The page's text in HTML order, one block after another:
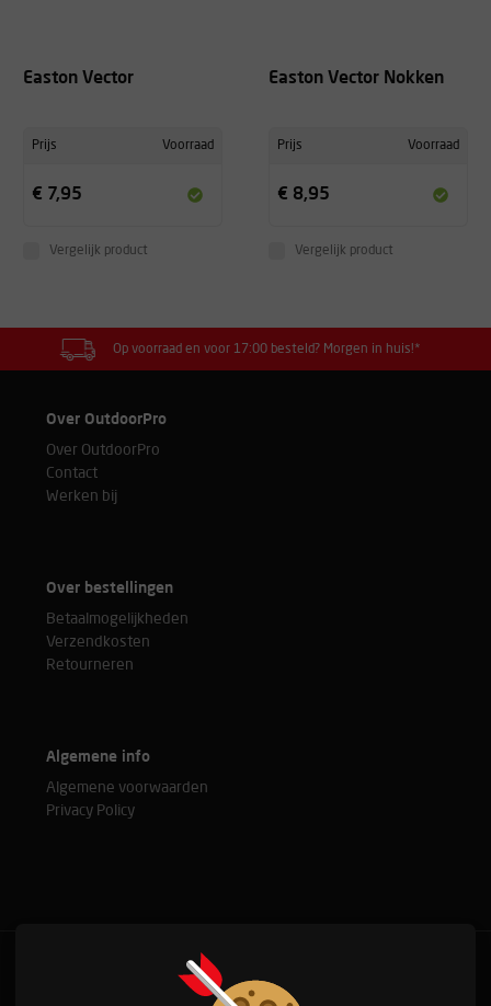
Easton Vector
Prijs Voorraad
€ 7,95
Vergelijk product
Easton Vector Nokken
Prijs Voorraad
€ 8,95
Vergelijk product
Op voorraad en voor 17:00 besteld? Morgen in huis!*
Over OutdoorPro
Over OutdoorPro
Contact
Werken bij
Over bestellingen
Betaalmogelijkheden
Verzendkosten
Retourneren
Algemene info
Algemene voorwaarden
Privacy Policy
Bel met onze experts
+31(0)76 515 37 88